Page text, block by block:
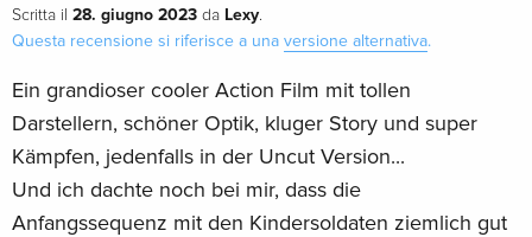
Scritta il 28. giugno 2023 da Lexy.
Questa recensione si riferisce a una versione alternativa.
Ein grandioser cooler Action Film mit tollen
Darstellern, schöner Optik, kluger Story und super
Kämpfen, jedenfalls in der Uncut Version...
Und ich dachte noch bei mir, dass die
Anfangssequenz mit den Kindersoldaten ziemlich gut